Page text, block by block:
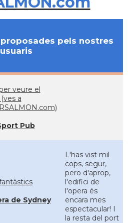
pels nostres
usuaris
veure el
a
Pub
de Sydney
L'has vist mil
cops, segur,
pero d'aprop,
l'edifici de
l'opera és
encara mes
espectacular! I
la resta del port